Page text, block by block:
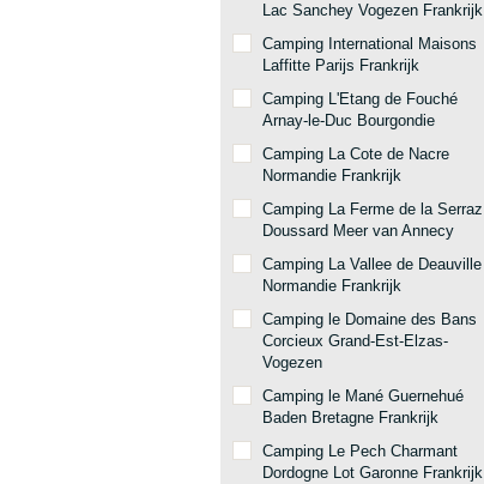
Lac Sanchey Vogezen Frankrijk
Camping International Maisons
Laffitte Parijs Frankrijk
Camping L'Etang de Fouché
Arnay-le-Duc Bourgondie
Camping La Cote de Nacre
Normandie Frankrijk
Camping La Ferme de la Serraz
Doussard Meer van Annecy
Camping La Vallee de Deauville
Normandie Frankrijk
Camping le Domaine des Bans
Corcieux Grand-Est-Elzas-
Vogezen
Camping le Mané Guernehué
Baden Bretagne Frankrijk
Camping Le Pech Charmant
Dordogne Lot Garonne Frankrijk